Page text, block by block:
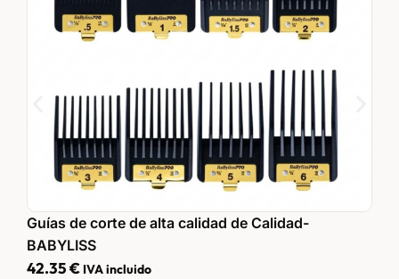
Guías de corte de alta calidad de Calidad-
BABYLISS
42.35€ IVA incluido